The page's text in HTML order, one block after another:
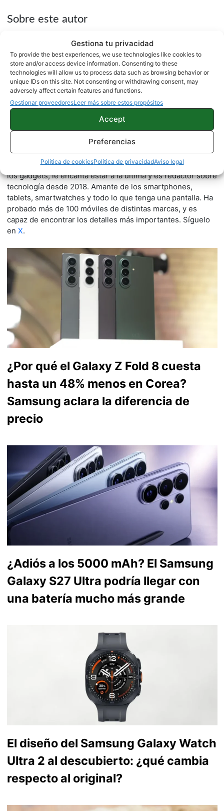
Gestiona tu privacidad
To provide the best experiences, we use technologies like cookies to
store and/or access device information. Consenting to these
technologies will allow us to process data such as browsing behavior or
unique IDs on this site. Not consenting or withdrawing consent, may
adversely affect certain features and functions.
Gestionar proveedoresLeer más sobre estos propósitos
Accept
Preferencias
Política de cookiesPolítica de privacidadAviso legal
Sobre este autor
Jesús González
1500 artículos publicados en ProAndroid desde 2020.
Periodista experto en tecnología y especializado en
móviles Android y telefonía, desde pequeño vive por y para
los gadgets, le encanta estar a la última y es redactor sobre
tecnología desde 2018. Amante de los smartphones,
tablets, smartwatches y todo lo que tenga una pantalla. Ha
probado más de 100 móviles de distintas marcas, y es
capaz de encontrar los detalles más importantes. Síguelo
en X.
¿Por qué el Galaxy Z Fold 8 cuesta
hasta un 48% menos en Corea?
Samsung aclara la diferencia de
precio
¿Adiós a los 5000 mAh? El Samsung
Galaxy S27 Ultra podría llegar con
una batería mucho más grande
El diseño del Samsung Galaxy Watch
Ultra 2 al descubierto: ¿qué cambia
respecto al original?